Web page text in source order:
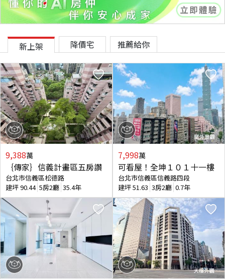
新上架 降價宅 推薦給你
9,388萬
｛傳家｝信義計畫區五房讚
台北市信義區松德路
建坪90.44 5房2廳 35.4年
7,998萬
可看屋！全坤１０１十一樓
台北市信義區信義路四段
建坪51.63 3房2廳 0.7年